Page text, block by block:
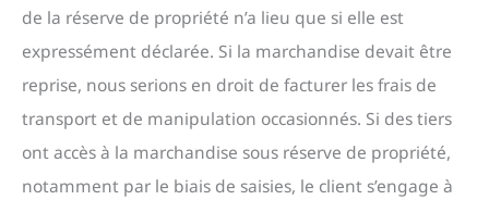
de la réserve de propriété n’a lieu que si elle est
expressément déclarée. Si la marchandise devait être
reprise, nous serions en droit de facturer les frais de
transport et de manipulation occasionnés. Si des tiers
ont accès à la marchandise sous réserve de propriété,
notamment par le biais de saisies, le client s’engage à